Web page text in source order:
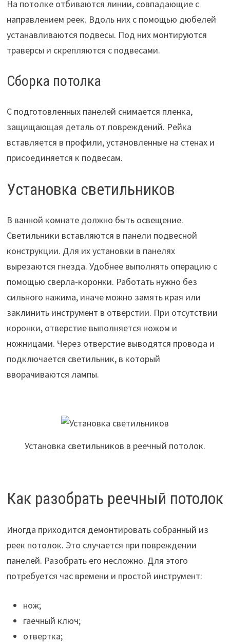
На потолке отбиваются линии, совпадающие с
направлением реек. Вдоль них с помощью дюбелей
устанавливаются подвесы. Под них монтируются
траверсы и скрепляются с подвесами.
Сборка потолка
С подготовленных панелей снимается пленка,
защищающая деталь от повреждений. Рейка
вставляется в профили, установленные на стенах и
присоединяется к подвесам.
Установка светильников
В ванной комнате должно быть освещение.
Светильники вставляются в панели подвесной
конструкции. Для их установки в панелях
вырезаются гнезда. Удобнее выполнять операцию с
помощью сверла-коронки. Работать нужно без
сильного нажима, иначе можно замять края или
заклинить инструмент в отверстии. При отсутствии
коронки, отверстие выполняется ножом и
ножницами. Через отверстие выводятся провода и
подключается светильник, в который
вворачиваются лампы.
Установка светильников в реечный потолок.
Как разобрать реечный потолок
Иногда приходится демонтировать собранный из
реек потолок. Это случается при повреждении
панелей. Разобрать его несложно. Для этого
потребуется час времени и простой инструмент:
нож;
гаечный ключ;
отвертка;